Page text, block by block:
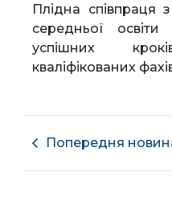
Плідна співпраця
середньої
успішних
кваліфікованих
Попередня